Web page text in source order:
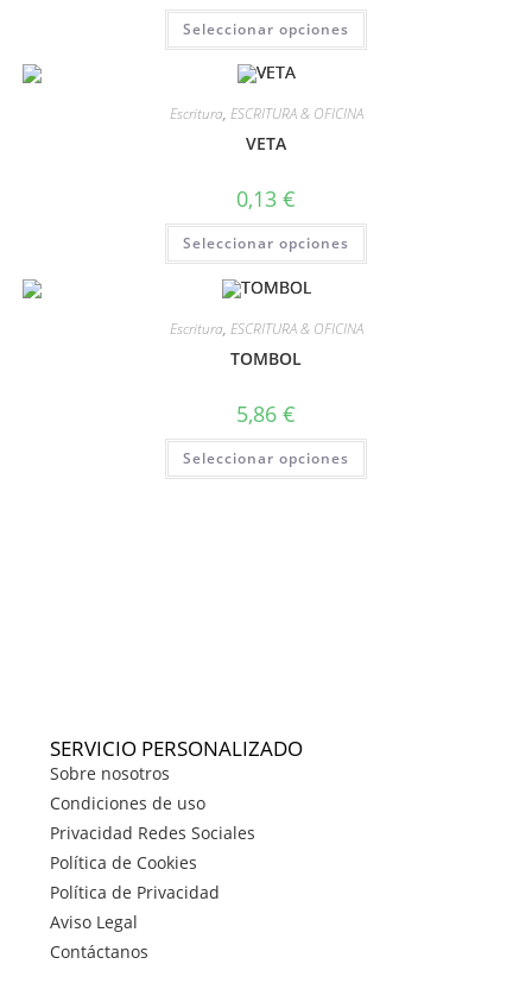
Seleccionar opciones
Escritura, ESCRITURA & OFICINA
VETA
0,13 €
Seleccionar opciones
Escritura, ESCRITURA & OFICINA
TOMBOL
5,86 €
Seleccionar opciones
SERVICIO PERSONALIZADO
Sobre nosotros
Condiciones de uso
Privacidad Redes Sociales
Política de Cookies
Política de Privacidad
Aviso Legal
Contáctanos